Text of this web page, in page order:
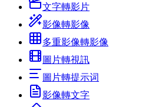
文字轉影片
影像轉影像
多重影像轉影像
圖片轉視訊
圖片轉提示词
影像轉文字